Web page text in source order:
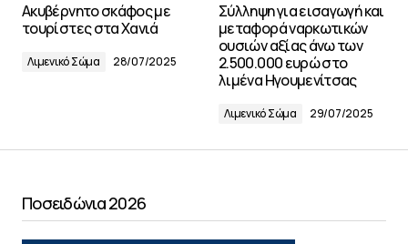
Ακυβέρνητο σκάφος με
τουρίστες στα Χανιά
Λιμενικό Σώμα 28/07/2025
Σύλληψη για εισαγωγή και
μεταφορά ναρκωτικών
ουσιών αξίας άνω των
2.500.000 ευρώ στο
λιμένα Ηγουμενίτσας
Λιμενικό Σώμα 29/07/2025
Ποσειδώνια 2026